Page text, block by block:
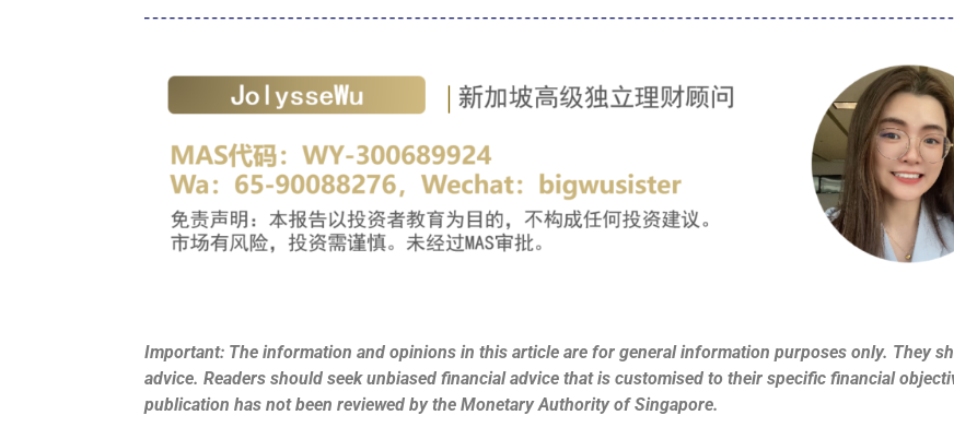
Important: The information and opinions in this article are for general information purposes only. They
advice. Readers should seek unbiased financial advice that is customised to their specific financial
publication has not been reviewed by the Monetary Authority of Singapore.